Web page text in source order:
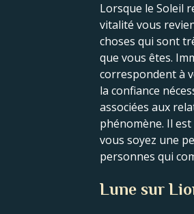
Lorsque le Soleil
vitalité vous
choses qui sont
que vous êtes.
correspondent à
la confiance
associées aux
phénomène. Il
vous soyez une
personnes qui
Lune sur